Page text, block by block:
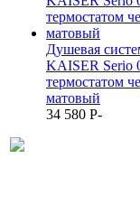
Душевая
KAISER Serio
термостатом
матовый
34 580 P-